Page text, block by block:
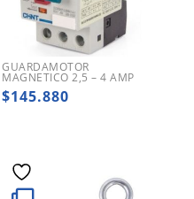
GUARDAMOTOR
MAGNETICO 2,5 – 4 AMP
$145.880